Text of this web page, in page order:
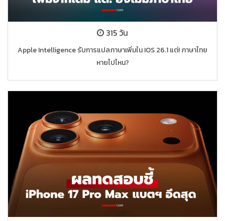
315 วัน
Apple Intelligence รับการแปลภาษาเพิ่มใน IOS 26.1 แต่! ภาษาไทย
หายไปไหน?